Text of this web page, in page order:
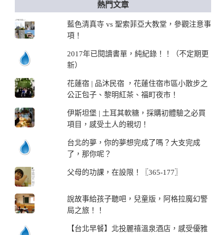
熱門文章
藍色清真寺 vs 聖索菲亞大教堂，參觀注意事
項！
2017年已閱讀書單，純紀錄！！（不定期更
新）
花蓮宿 | 品沐民宿 ，花蓮住宿市區小散步之
公正包子、黎明紅茶、福町夜市！
伊斯坦堡 | 土耳其軟糖，採購初體驗之必買
項目，感受土人的親切！
台北的夢，你的夢想完成了嗎？大支完成
了，那你呢？
父母的功課，在設限！〖365-177〗
說故事給孩子聽吧，兒童版，阿格拉魔幻警
局之旅！！
【台北早餐】北投麗禧溫泉酒店，感受優雅